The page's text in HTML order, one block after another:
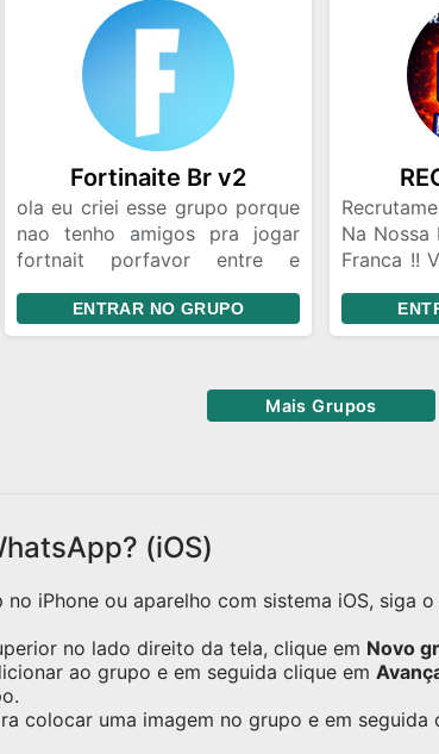
Fortinaite Br v2
ola eu criei esse grupo porque
nao tenho amigos pra jogar
fortnait porfavor entre e
ENTRAR NO GRUPO
Na Nossa
Franca !!
Guilda !!
Mais Grupos
(iOS)
iPhone ou aparelho com sistema iOS, siga
no lado direito da tela, clique em Novo
ao grupo e em seguida clique em
colocar uma imagem no grupo e em seguida